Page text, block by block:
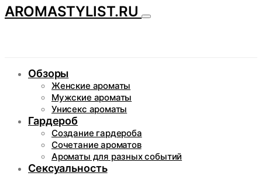
AROMASTYLIST.RU
Обзоры
Женские ароматы
Мужские ароматы
Унисекс ароматы
Гардероб
Создание гардероба
Сочетание ароматов
Ароматы для разных событий
Сексуальность